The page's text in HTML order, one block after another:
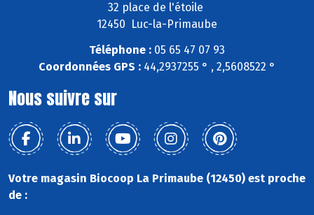
32 place de l'étoile
12450 Luc-la-Primaube
Téléphone : 05 65 47 07 93
Coordonnées GPS : 44,2937255 ° , 2,5608522 °
Nous suivre sur
Votre magasin Biocoop La Primaube (12450) est proche
de :